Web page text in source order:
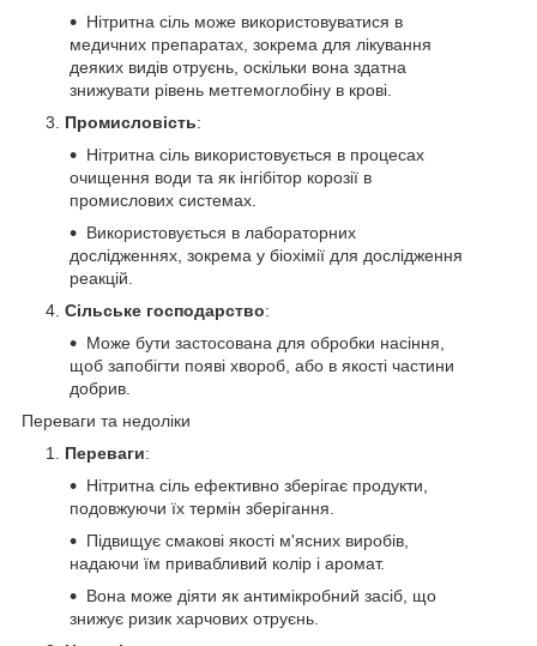
Нітритна сіль може використовуватися в
медичних препаратах, зокрема для лікування
деяких видів отруєнь, оскільки вона здатна
знижувати рівень метгемоглобіну в крові.
Промисловість:
Нітритна сіль використовується в процесах
очищення води та як інгібітор корозії в
промислових системах.
Використовується в лабораторних
дослідженнях, зокрема у біохімії для дослідження
реакцій.
Сільське господарство:
Може бути застосована для обробки насіння,
щоб запобігти появі хвороб, або в якості частини
добрив.
Переваги та недоліки
Переваги:
Нітритна сіль ефективно зберігає продукти,
подовжуючи їх термін зберігання.
Підвищує смакові якості м'ясних виробів,
надаючи їм привабливий колір і аромат.
Вона може діяти як антимікробний засіб, що
знижує ризик харчових отруєнь.